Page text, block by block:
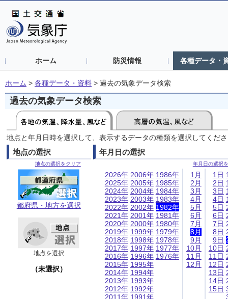
ホーム 防災情報 各種データ・
ホーム > 各種データ・資料 > 過去の気象データ検索
過去の気象データ検索
地点と年月日時を選択して、表示するデータの種類を選択してくだ
地点の選択
地点の選択をクリア
都府県・地方を選択
地点を選択
（未選択）
年月日の選択
年月日の選択
2026年
2025年
2024年
2023年
2022年
2021年
2020年
2019年
2018年
2017年
2016年
2015年
2014年
2013年
2012年
2011年
2006年
2005年
2004年
2003年
2002年
2001年
2000年
1999年
1998年
1997年
1996年
1995年
1994年
1993年
1992年
1991年
1986年
1985年
1984年
1983年
1982年
1981年
1980年
1979年
1978年
1977年
1976年
1月
2月
3月
4月
5月
6月
7月
8月
9月
10月
11月
12月
1日
2日
3日
4日
5日
6日
7日
8日
9日
10日
11日
12日
13日
14日
15日